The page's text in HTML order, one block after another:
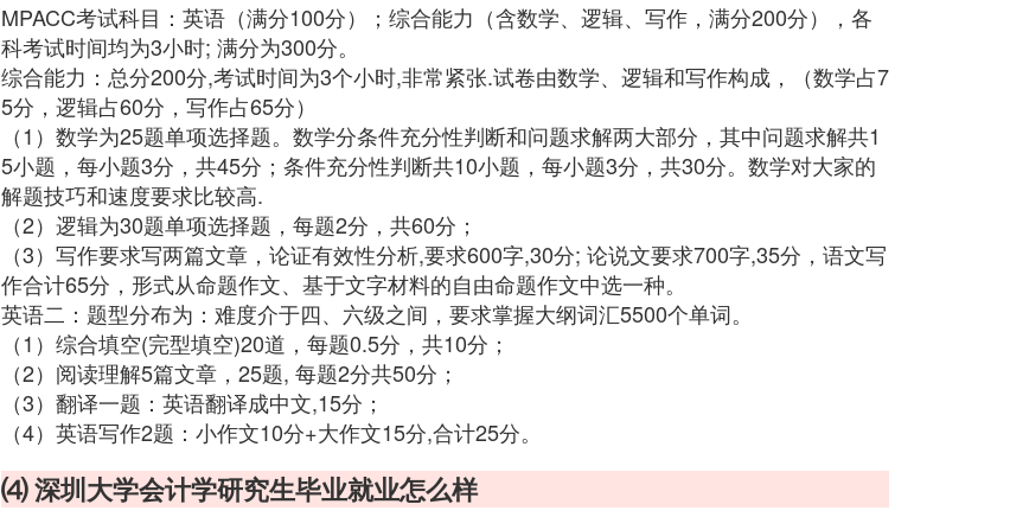
MPACC考试科目：英语（满分100分）；综合能力（含数学、逻辑、写作，满分200分），各
科考试时间均为3小时; 满分为300分。
综合能力：总分200分,考试时间为3个小时,非常紧张.试卷由数学、逻辑和写作构成，（数学占7
5分，逻辑占60分，写作占65分）
（1）数学为25题单项选择题。数学分条件充分性判断和问题求解两大部分，其中问题求解共1
5小题，每小题3分，共45分；条件充分性判断共10小题，每小题3分，共30分。数学对大家的
解题技巧和速度要求比较高.
（2）逻辑为30题单项选择题，每题2分，共60分；
（3）写作要求写两篇文章，论证有效性分析,要求600字,30分; 论说文要求700字,35分，语文写
作合计65分，形式从命题作文、基于文字材料的自由命题作文中选一种。
英语二：题型分布为：难度介于四、六级之间，要求掌握大纲词汇5500个单词。
（1）综合填空(完型填空)20道，每题0.5分，共10分；
（2）阅读理解5篇文章，25题, 每题2分共50分；
（3）翻译一题：英语翻译成中文,15分；
（4）英语写作2题：小作文10分+大作文15分,合计25分。
⑷ 深圳大学会计学研究生毕业就业怎么样